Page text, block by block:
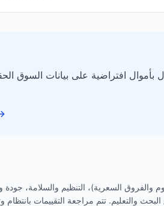
افتراضية على بيانات السوق
والفروق السعرية)، التنظيم والسلامة،